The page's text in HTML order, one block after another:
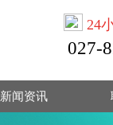
24小
027-
新闻资讯